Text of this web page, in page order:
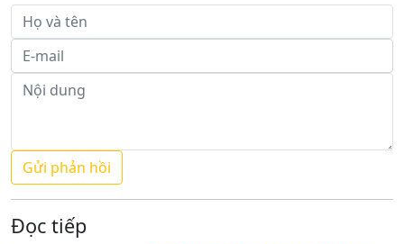
Đọc tiếp